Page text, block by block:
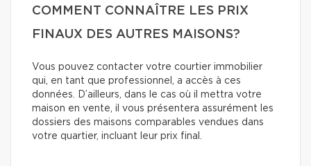
COMMENT CONNAÎTRE LES PRIX
FINAUX DES AUTRES MAISONS?
Vous pouvez contacter votre courtier immobilier
qui, en tant que professionnel, a accès à ces
données. D’ailleurs, dans le cas où il mettra votre
maison en vente, il vous présentera assurément les
dossiers des maisons comparables vendues dans
votre quartier, incluant leur prix final.